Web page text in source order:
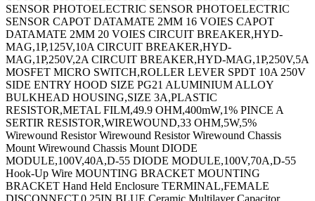
SENSOR PHOTOELECTRIC SENSOR PHOTOELECTRIC
SENSOR CAPOT DATAMATE 2MM 16 VOIES CAPOT
DATAMATE 2MM 20 VOIES CIRCUIT BREAKER,HYD-
MAG,1P,125V,10A CIRCUIT BREAKER,HYD-
MAG,1P,250V,2A CIRCUIT BREAKER,HYD-MAG,1P,250V,5A
MOSFET MICRO SWITCH,ROLLER LEVER SPDT 10A 250V
SIDE ENTRY HOOD SIZE PG21 ALUMINIUM ALLOY
BULKHEAD HOUSING,SIZE 3A,PLASTIC
RESISTOR,METAL FILM,49.9 OHM,400mW,1% PINCE A
SERTIR RESISTOR,WIREWOUND,33 OHM,5W,5%
Wirewound Resistor Wirewound Resistor Wirewound Chassis
Mount Wirewound Chassis Mount DIODE
MODULE,100V,40A,D-55 DIODE MODULE,100V,70A,D-55
Hook-Up Wire MOUNTING BRACKET MOUNTING
BRACKET Hand Held Enclosure TERMINAL,FEMALE